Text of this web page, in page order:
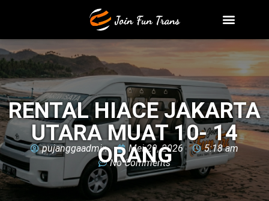
pujanggaadmin Mei 29, 2026
5:18 am
No Comments
RENTAL HIACE JAKARTA
UTARA MUAT 10- 14
ORANG